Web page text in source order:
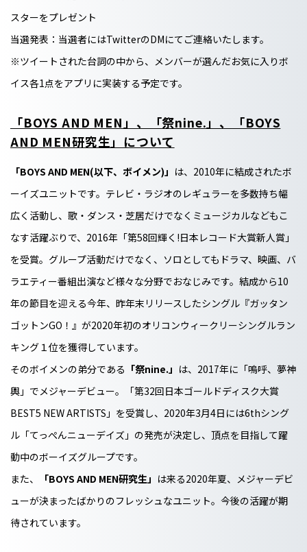
スターをプレゼント
当選発表：当選者にはTwitterのDMにてご連絡いたします。
※ツイートされた台詞の中から、メンバーが選んだお気に入りボ
イス各1点をアプリに実装する予定です。
「BOYS AND MEN」、「祭nine.」、「BOYS
AND MEN研究生」について
「BOYS AND MEN(以下、ボイメン)」 は、2010年に結成されたボ
ーイズユニットです。テレビ・ラジオのレギュラーを多数持ち幅
広く活動し、歌・ダンス・芝居だけでなくミュージカルなどもこ
なす活躍ぶりで、2016年「第58回輝く!日本レコード大賞新人賞」
を受賞。グループ活動だけでなく、ソロとしてもドラマ、映画、バ
ラエティー番組出演など様々な分野でおなじみです。結成から10
年の節目を迎える今年、昨年末リリースしたシングル『ガッタン
ゴットンGO！』が2020年初のオリコンウィークリーシングルラン
キング１位を獲得しています。
そのボイメンの弟分である 「祭nine.」 は、2017年に「嗚呼、夢神
輿」でメジャーデビュー。「第32回日本ゴールドディスク大賞
BEST5 NEW ARTISTS」を受賞し、2020年3月4日には6thシング
ル「てっぺんニューデイズ」の発売が決定し、頂点を目指して躍
動中のボーイズグループです。
また、
「BOYS AND MEN研究生」 は来る2020年夏、メジャーデビ
ューが決まったばかりのフレッシュなユニット。今後の活躍が期
待されています。